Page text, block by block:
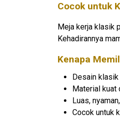
Cocok untuk
Meja kerja klasik
Kehadirannya
Kenapa
Desain
Material kuat
Luas,
Cocok untuk